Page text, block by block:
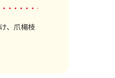
、爪楊枝